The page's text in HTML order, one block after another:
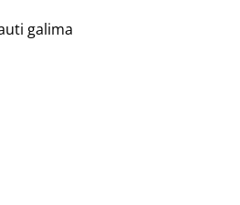
galima